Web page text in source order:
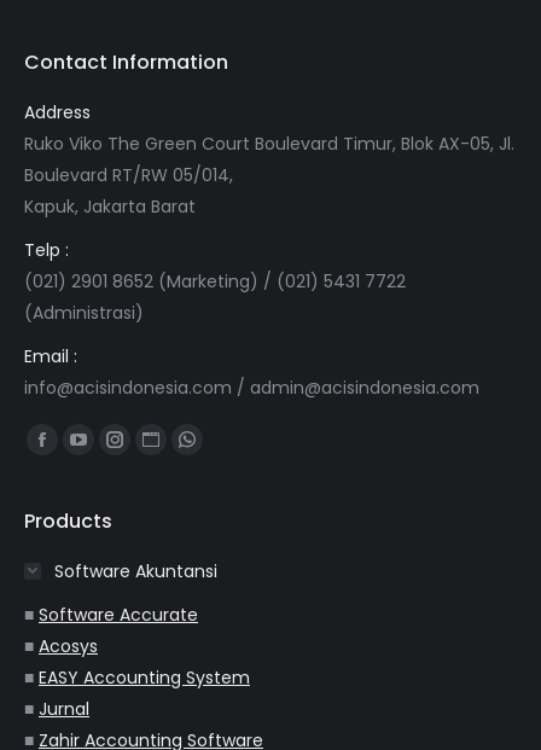
Contact Information
Address
Ruko Viko The Green Court Boulevard Timur, Blok AX-05, Jl.
Boulevard RT/RW 05/014,
Kapuk, Jakarta Barat
Telp :
(021) 2901 8652 (Marketing) / (021) 5431 7722
(Administrasi)
Email :
info@acisindonesia.com / admin@acisindonesia.com
Find us on:
Facebook
opens
new
window
YouTube
opens
new
window
Instagram
new
window
Website
new
window
Whatsapp
new
window
Products
Software Akuntansi
■ Software Accurate
■ Acosys
■ EASY Accounting System
■ Jurnal
■ Zahir Accounting Software